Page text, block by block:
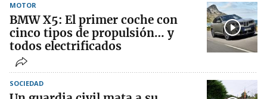
MOTOR
BMW X5: El primer coche con
cinco tipos de propulsión… y
todos electrificados
SOCIEDAD